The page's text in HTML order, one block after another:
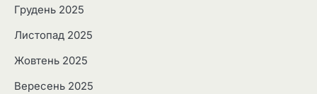
Грудень 2025
Листопад 2025
Жовтень 2025
Вересень 2025